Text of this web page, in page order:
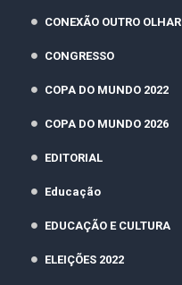
CONEXÃO OUTRO OLHAR
CONGRESSO
COPA DO MUNDO 2022
COPA DO MUNDO 2026
EDITORIAL
Educação
EDUCAÇÃO E CULTURA
ELEIÇÕES 2022